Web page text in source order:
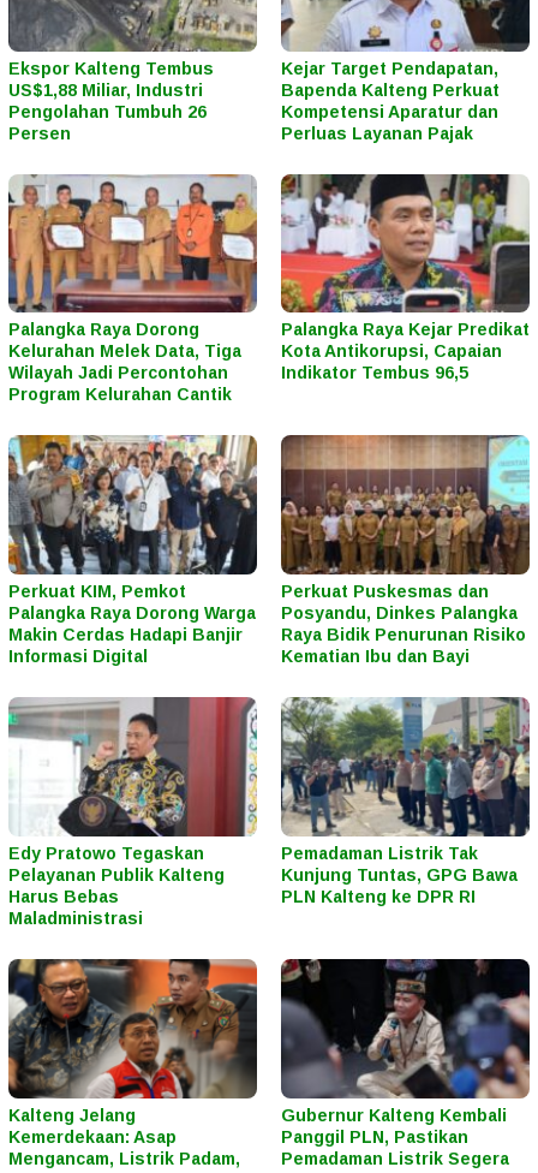
Ekspor Kalteng Tembus
US$1,88 Miliar, Industri
Pengolahan Tumbuh 26
Persen
Kejar Target Pendapatan,
Bapenda Kalteng Perkuat
Kompetensi Aparatur dan
Perluas Layanan Pajak
Palangka Raya Dorong
Kelurahan Melek Data, Tiga
Wilayah Jadi Percontohan
Program Kelurahan Cantik
Palangka Raya Kejar Predikat
Kota Antikorupsi, Capaian
Indikator Tembus 96,5
Perkuat KIM, Pemkot
Palangka Raya Dorong Warga
Makin Cerdas Hadapi Banjir
Informasi Digital
Perkuat Puskesmas dan
Posyandu, Dinkes Palangka
Raya Bidik Penurunan Risiko
Kematian Ibu dan Bayi
Edy Pratowo Tegaskan
Pelayanan Publik Kalteng
Harus Bebas
Maladministrasi
Pemadaman Listrik Tak
Kunjung Tuntas, GPG Bawa
PLN Kalteng ke DPR RI
Kalteng Jelang
Kemerdekaan: Asap
Mengancam, Listrik Padam,
Gubernur Kalteng Kembali
Panggil PLN, Pastikan
Pemadaman Listrik Segera